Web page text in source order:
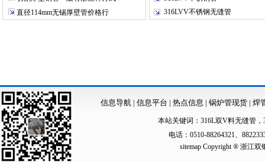
直径114mm无锡厚壁管价格行
316LVV不锈钢无缝管
信息导航| 信息平台 | 热点信息 | 锅炉管现货 | 焊
本站关键词： 316L双V料无缝管 ，
电话：0510-88264321、
sitemapCopyright ® 浙江双